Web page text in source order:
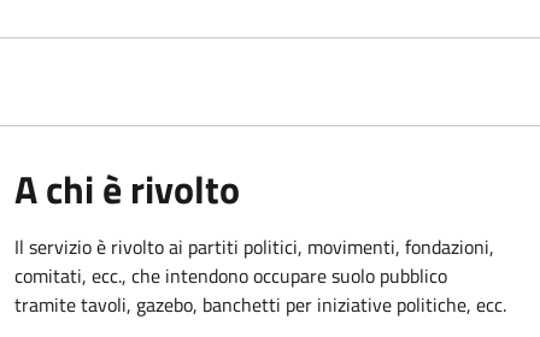
A chi è rivolto
Il servizio è rivolto ai partiti politici, movimenti, fondazioni,
comitati, ecc., che intendono occupare suolo pubblico
tramite tavoli, gazebo, banchetti per iniziative politiche, ecc.